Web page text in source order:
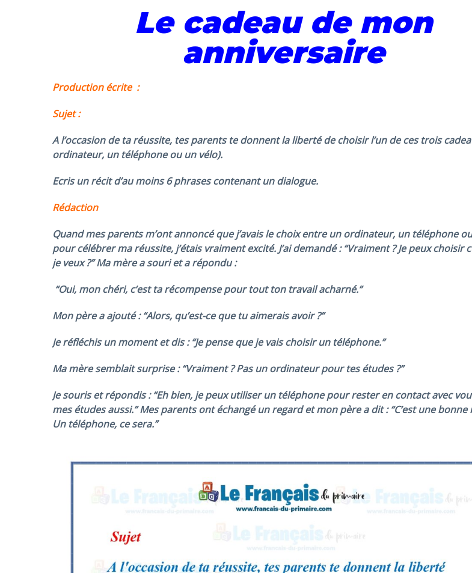
Le cadeau de mon
anniversaire
Production écrite :
Sujet :
A l’occasion de ta réussite, tes parents te donnent la liberté de choisir l’un de ces trois
ordinateur, un téléphone ou un vélo).
Ecris un récit d’au moins 6 phrases contenant un dialogue.
Rédaction
Quand mes parents m’ont annoncé que j’avais le choix entre un ordinateur, un téléphone
pour célébrer ma réussite, j’étais vraiment excité. J’ai demandé : “Vraiment ? Je peux choisir
je veux ?” Ma mère a souri et a répondu :
“Oui, mon chéri, c’est ta récompense pour tout ton travail acharné.”
Mon père a ajouté : “Alors, qu’est-ce que tu aimerais avoir ?”
Je réfléchis un moment et dis : “Je pense que je vais choisir un téléphone.”
Ma mère semblait surprise : “Vraiment ? Pas un ordinateur pour tes études ?”
Je souris et répondis : “Eh bien, je peux utiliser un téléphone pour rester en contact avec
mes études aussi.” Mes parents ont échangé un regard et mon père a dit : “C’est une bonne
Un téléphone, ce sera.”